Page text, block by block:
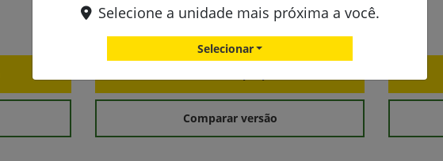
FICHA TÉCNICA
Comparar versão
Selecione a unidade mais próxima a você.
Selecionar